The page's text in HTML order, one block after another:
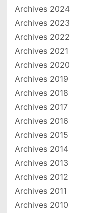
Archives 2024
Archives 2023
Archives 2022
Archives 2021
Archives 2020
Archives 2019
Archives 2018
Archives 2017
Archives 2016
Archives 2015
Archives 2014
Archives 2013
Archives 2012
Archives 2011
Archives 2010